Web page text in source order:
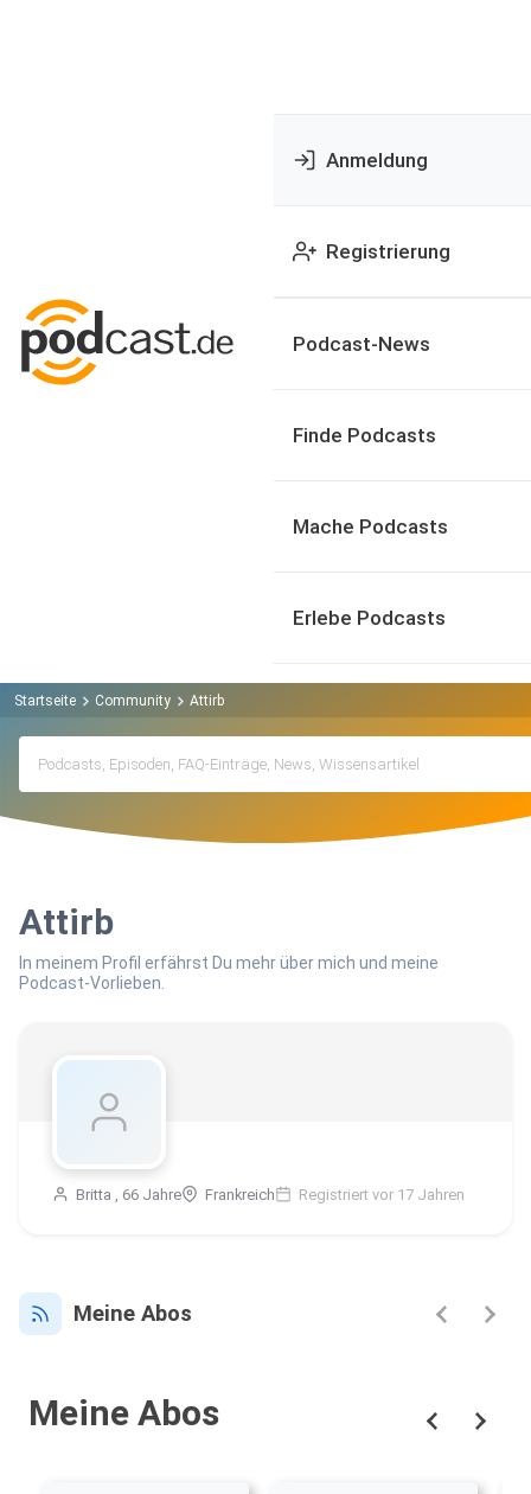
Anmeldung
Registrierung
Podcast-News
Finde Podcasts
Mache Podcasts
Erlebe Podcasts
Startseite Community Attirb
Attirb
In meinem Profil erfährst Du mehr über mich und meine
Podcast-Vorlieben.
Britta , 66 Jahre Frankreich Registriert vor 17 Jahren
Meine Abos
Meine Abos